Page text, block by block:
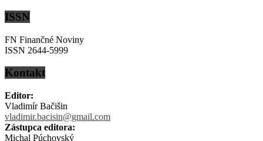
ISSN
FN Finančné Noviny
ISSN 2644-5999
Kontakt
Editor:
Vladimír Bačišin
vladimir.bacisin@gmail.com
Zástupca editora:
Michal Púchovský